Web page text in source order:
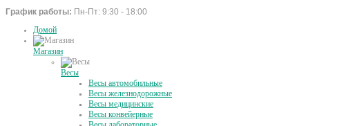
График работы: Пн-Пт: 9:30 - 18:00
Домой
Магазин
Весы
Весы автомобильные
Весы железнодорожные
Весы медицинские
Весы конвейерные